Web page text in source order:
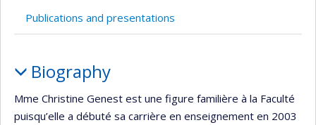
recruiting
Publications and presentations
Biography
Mme Christine Genest est une figure familière à la Faculté
puisqu’elle a débuté sa carrière en enseignement en 2003